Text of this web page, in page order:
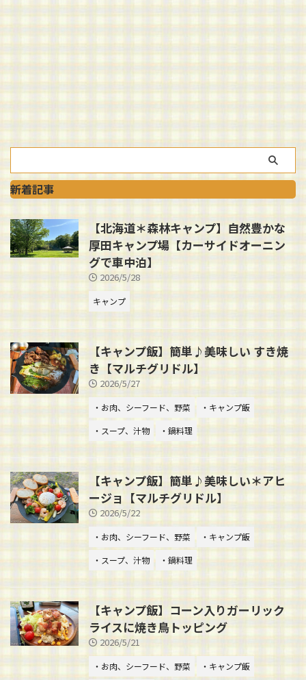
新着記事
【北海道＊森林キャンプ】自然豊かな
厚田キャンプ場【カーサイドオーニン
グで車中泊】
2026/5/28
キャンプ
【キャンプ飯】簡単♪美味しい すき焼
き【マルチグリドル】
2026/5/27
・お肉、シーフード、野菜
・キャンプ飯
・スープ、汁物
・鍋料理
【キャンプ飯】簡単♪美味しい＊アヒ
ージョ【マルチグリドル】
2026/5/22
・お肉、シーフード、野菜
・キャンプ飯
・スープ、汁物
・鍋料理
【キャンプ飯】コーン入りガーリック
ライスに焼き鳥トッピング
2026/5/21
・お肉、シーフード、野菜
・キャンプ飯